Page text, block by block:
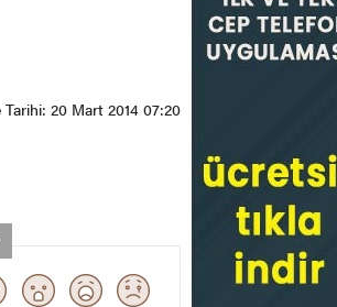
Tarihi: 20 Mart 2014 07:20